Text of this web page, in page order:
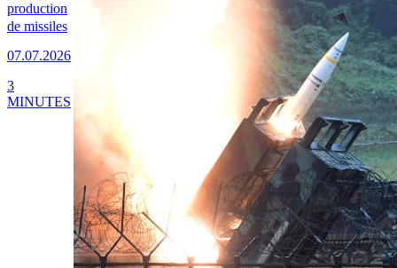
production
de missiles
07.07.2026
3
MINUTES